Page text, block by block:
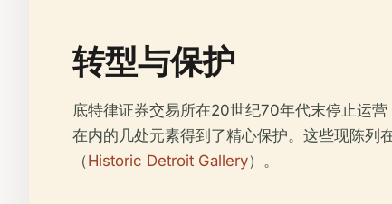
转型与保护
底特律证券交易所在20世纪70年代末停止运
在内的几处元素得到了精心保护。这些现陈列
（Historic Detroit Gallery）。